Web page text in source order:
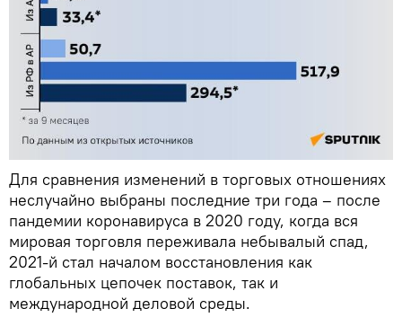
Для сравнения изменений в торговых отношениях
неслучайно выбраны последние три года – после
пандемии коронавируса в 2020 году, когда вся
мировая торговля переживала небывалый спад,
2021-й стал началом восстановления как
глобальных цепочек поставок, так и
международной деловой среды.